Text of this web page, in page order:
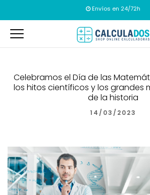
Envíos en 24/72h
Celebramos el Día de las
los hitos científicos y los grandes
de la historia
14/03/2023